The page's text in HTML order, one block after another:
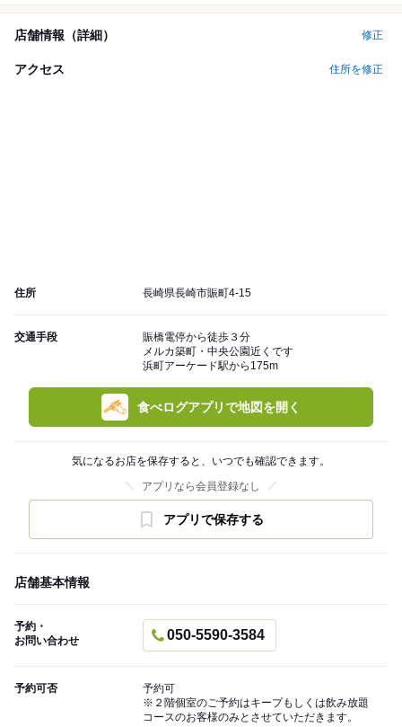
店舗情報（詳細） 修正
アクセス 住所を修正
住所 長崎県長崎市賑町4-15
交通手段
賑橋電停から徒歩３分
メルカ築町・中央公園近くです
浜町アーケード駅から175m
食べログアプリで地図を開く
気になるお店を保存すると、いつでも確認できます。
アプリなら会員登録なし
アプリで保存する
店舗基本情報
予約・
お問い合わせ
050-5590-3584
予約可否
予約可
※２階個室のご予約はキープもしくは飲み放題
コースのお客様のみとさせていただきます。